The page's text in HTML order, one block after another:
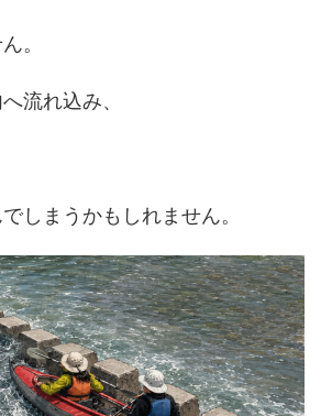
。
流れ込み、
しまうかもしれません。